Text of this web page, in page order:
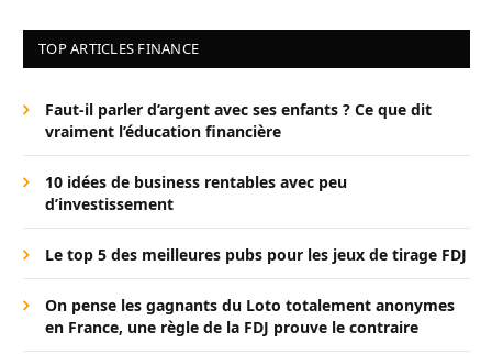
TOP ARTICLES FINANCE
Faut-il parler d’argent avec ses enfants ? Ce que dit
vraiment l’éducation financière
10 idées de business rentables avec peu
d’investissement
Le top 5 des meilleures pubs pour les jeux de tirage FDJ
On pense les gagnants du Loto totalement anonymes
en France, une règle de la FDJ prouve le contraire